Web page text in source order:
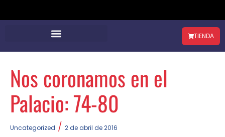
TIENDA
Nos coronamos en el
Palacio: 74-80
Uncategorized / 2 de abril de 2016